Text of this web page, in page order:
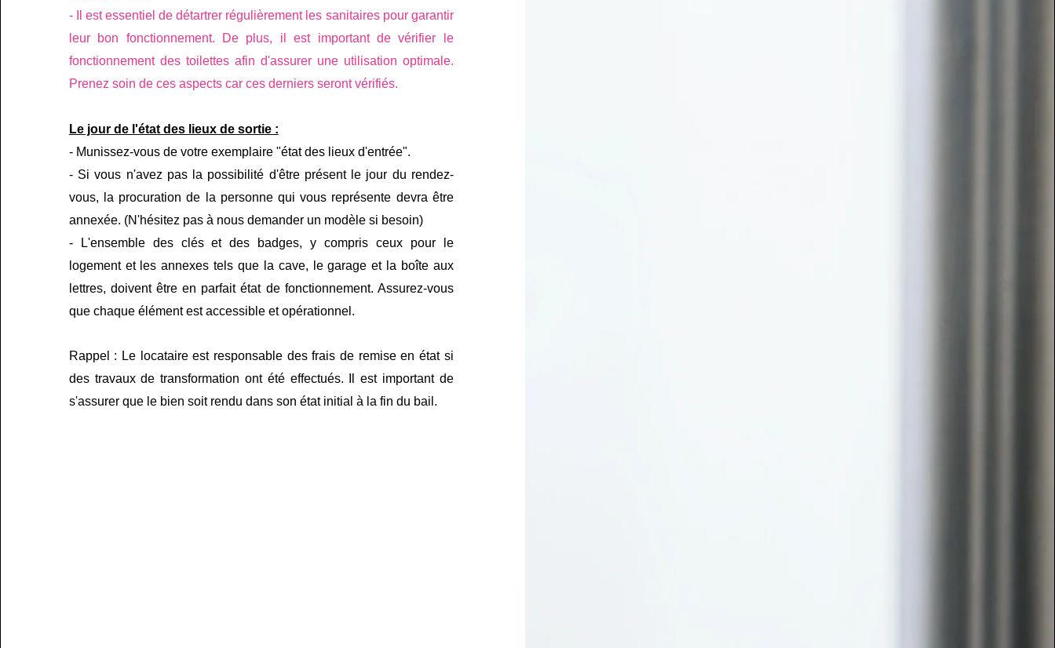
-
Il est essentiel de détartrer régulièrement les sanitaires pour garantir
leur bon fonctionnement. De plus, il est important de vérifier le
fonctionnement des toilettes afin d'assurer une utilisation optimale.
Prenez soin de ces aspects car ces derniers seront vérifiés.
Le jour de l'état des lieux de sortie :
- Munissez-vous de votre exemplaire "état des lieux d'entrée".
- Si vous n'avez pas la possibilité d'être présent le jour du rendez-
vous, la procuration de la personne qui vous représente devra être
annexée. (N'hésitez pas à nous demander un modèle si besoin)
- L'ensemble des clés et des badges, y compris ceux pour le
logement et les annexes tels que la cave, le garage et la boîte aux
lettres, doivent être en parfait état de fonctionnement. Assurez-vous
que chaque élément est accessible et opérationnel.
​Rappel : Le locataire est responsable des frais de remise en état si
des travaux de transformation ont été effectués. Il est important de
s'assurer que le bien soit rendu dans son état initial à la fin du bail.​